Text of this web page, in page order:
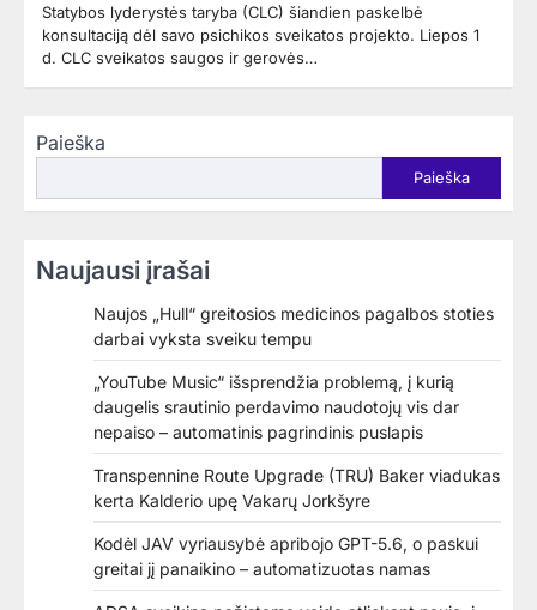
Statybos lyderystės taryba (CLC) šiandien paskelbė
konsultaciją dėl savo psichikos sveikatos projekto. Liepos 1
d. CLC sveikatos saugos ir gerovės…
Paieška
Paieška
Naujausi įrašai
Naujos „Hull“ greitosios medicinos pagalbos stoties
darbai vyksta sveiku tempu
„YouTube Music“ išsprendžia problemą, į kurią
daugelis srautinio perdavimo naudotojų vis dar
nepaiso – automatinis pagrindinis puslapis
Transpennine Route Upgrade (TRU) Baker viadukas
kerta Kalderio upę Vakarų Jorkšyre
Kodėl JAV vyriausybė apribojo GPT-5.6, o paskui
greitai jį panaikino – automatizuotas namas